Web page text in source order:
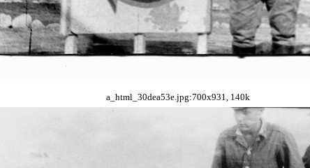
a_html_30dea53e.jpg:700x931, 140k